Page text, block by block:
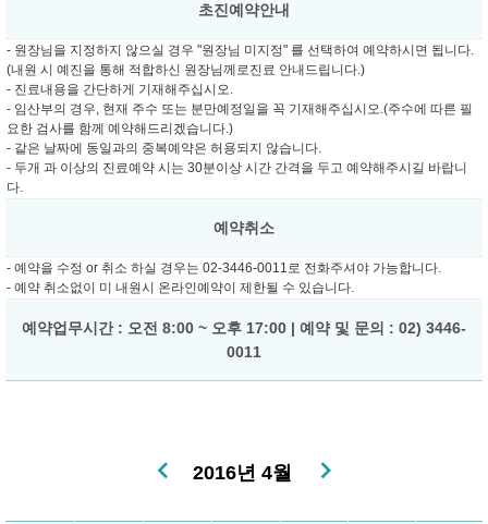
초진예약안내
- 원장님을 지정하지 않으실 경우 "원장님 미지정" 를 선택하여 예약하시면 됩니다.
(내원 시 예진을 통해 적합하신 원장님께로진료 안내드립니다.)
- 진료내용을 간단하게 기재해주십시오.
- 임산부의 경우, 현재 주수 또는 분만예정일을 꼭 기재해주십시오.(주수에 따른 필
요한 검사를 함께 예약해드리겠습니다.)
- 같은 날짜에 동일과의 중복예약은 허용되지 않습니다.
- 두개 과 이상의 진료예약 시는 30분이상 시간 간격을 두고 예약해주시길 바랍니
다.
예약취소
- 예약을 수정 or 취소 하실 경우는 02-3446-0011로 전화주셔야 가능합니다.
- 예약 취소없이 미 내원시 온라인예약이 제한될 수 있습니다.
예약업무시간 : 오전 8:00 ~ 오후 17:00 | 예약 및 문의 : 02) 3446-
0011
2016년 4월